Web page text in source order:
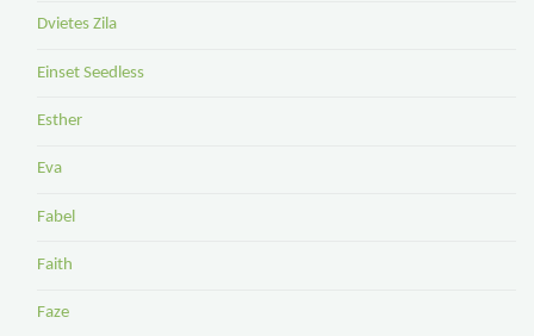
Dvietes Zila
Einset Seedless
Esther
Eva
Fabel
Faith
Faze